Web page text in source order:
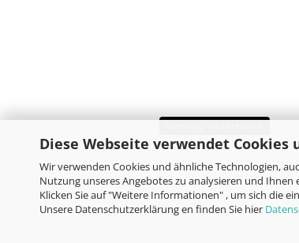
Diese Webseite verwendet Cookies
Wir verwenden Cookies und ähnliche Technologien,
Nutzung unseres Angebotes zu analysieren und
Klicken Sie auf "Weitere Informationen" , um sich die
Unsere Datenschutzerklärung en finden Sie hier